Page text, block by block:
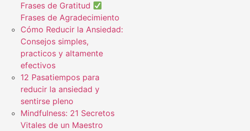
Frases de Gratitud
Frases de Agradecimiento
Cómo Reducir la Ansiedad:
Consejos simples,
practicos y altamente
efectivos
12 Pasatiempos para
reducir la ansiedad y
sentirse pleno
Mindfulness: 21 Secretos
Vitales de un Maestro